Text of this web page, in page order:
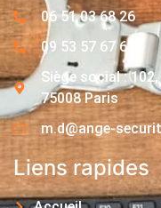
06 51 03 68 26
09 53 57 67 63
Siège social :
75008 Paris
m.d@ange-
Liens rapides